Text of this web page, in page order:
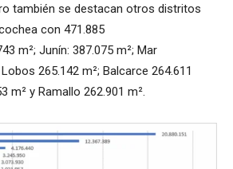
también se destacan otros distritos
con 471.885
m²; Junín: 387.075 m²; Mar
265.142 m²; Balcarce 264.611
m² y Ramallo 262.901 m².